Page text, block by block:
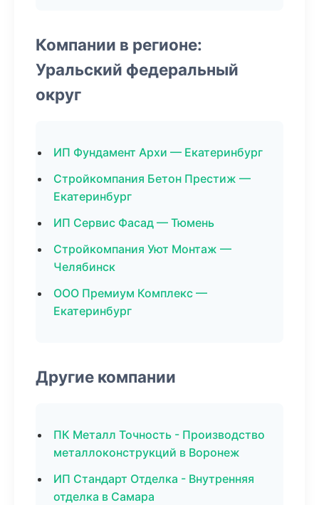
Компании в регионе:
Уральский федеральный
округ
ИП Фундамент Архи — Екатеринбург
Стройкомпания Бетон Престиж —
Екатеринбург
ИП Сервис Фасад — Тюмень
Стройкомпания Уют Монтаж —
Челябинск
ООО Премиум Комплекс —
Екатеринбург
Другие компании
ПК Металл Точность - Производство
металлоконструкций в Воронеж
ИП Стандарт Отделка - Внутренняя
отделка в Самара